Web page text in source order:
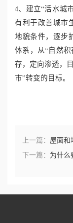
4、建立“活水城
有利于改善城市
地貌条件，逐步
体系，从“自然
存，定向渗透，
市”转变的目标。
上一篇： 屋面和
下一篇： 为什么